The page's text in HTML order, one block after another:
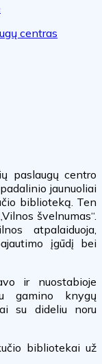
centras
paslaugų centro
jaunuoliai
biblioteką. Ten
švelnumas“.
atpalaiduoja,
įgūdį bei
ir nuostabioje
gamino knygų
su dideliu noru
bibliotekai už